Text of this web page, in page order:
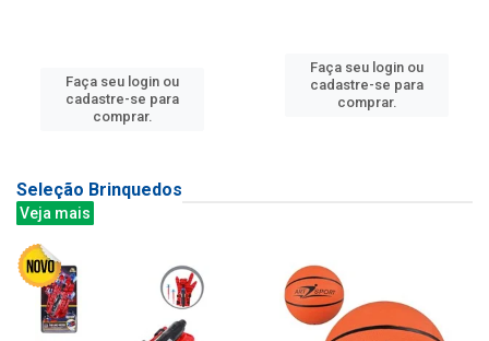
Faça seu login ou
cadastre-se para
comprar.
Faça seu login ou
cadastre-se para
comprar.
Seleção Brinquedos
Veja mais